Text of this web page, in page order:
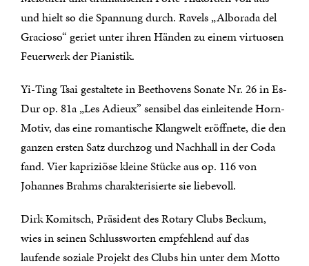
und hielt so die Spannung durch. Ravels „Alborada del
Gracioso“ geriet unter ihren Händen zu einem virtuosen
Feuerwerk der Pianistik.
Yi-Ting Tsai gestaltete in Beethovens Sonate Nr. 26 in Es-
Dur op. 81a „Les Adieux” sensibel das einleitende Horn-
Motiv, das eine romantische Klangwelt eröffnete, die den
ganzen ersten Satz durchzog und Nachhall in der Coda
fand. Vier kapriziöse kleine Stücke aus op. 116 von
Johannes Brahms charakterisierte sie liebevoll.
Dirk Komitsch, Präsident des Rotary Clubs Beckum,
wies in seinen Schlussworten empfehlend auf das
laufende soziale Projekt des Clubs hin unter dem Motto